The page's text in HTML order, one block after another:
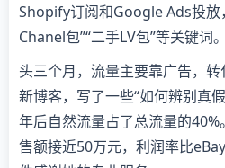
Shopify订阅和Google Ads投放
Chanel包”“二手LV包”等关键词。
头三个月，流量主要靠广告，
新博客，写了一些“如何辨别真
年后自然流量占了总流量的
售额接近50万元，利润率比